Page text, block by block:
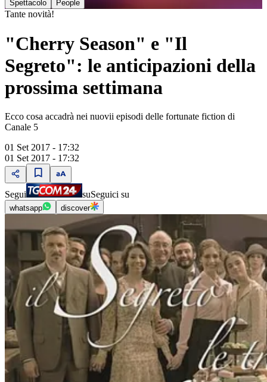
Spettacolo People
Tante novità!
"Cherry Season" e "Il
Segreto": le anticipazioni della
prossima settimana
Ecco cosa accadrà nei nuovii episodi delle fortunate fiction di
Canale 5
01 Set 2017 - 17:32
01 Set 2017 - 17:32
Segui suSeguici su
whatsapp discover